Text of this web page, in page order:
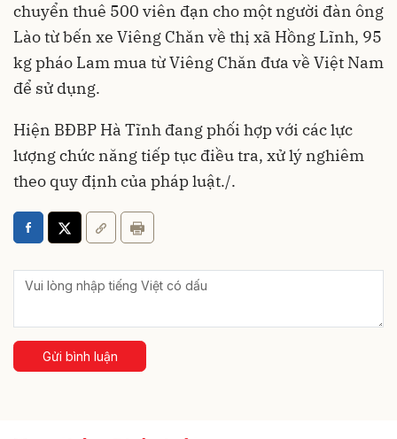
chuyển thuê 500 viên đạn cho một người đàn ông
Lào từ bến xe Viêng Chăn về thị xã Hồng Lĩnh, 95
kg pháo Lam mua từ Viêng Chăn đưa về Việt Nam
để sử dụng.
Hiện BĐBP Hà Tĩnh đang phối hợp với các lực
lượng chức năng tiếp tục điều tra, xử lý nghiêm
theo quy định của pháp luật./.
Gửi bình luận